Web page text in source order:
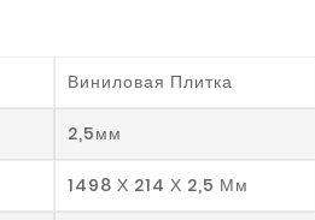
Виниловая Плитка
2,5мм
1498 Х 214 Х 2,5 Мм